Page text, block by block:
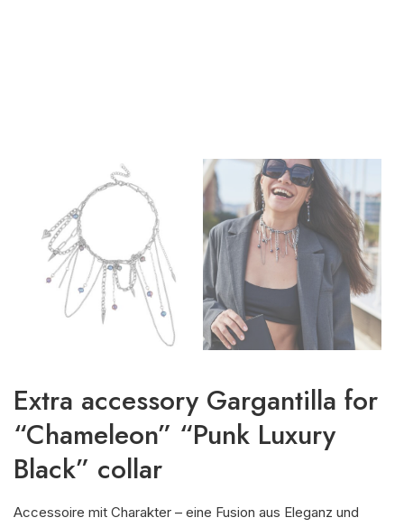
Extra accessory Gargantilla for
“Chameleon” “Punk Luxury
Black” collar
Accessoire mit Charakter – eine Fusion aus Eleganz und